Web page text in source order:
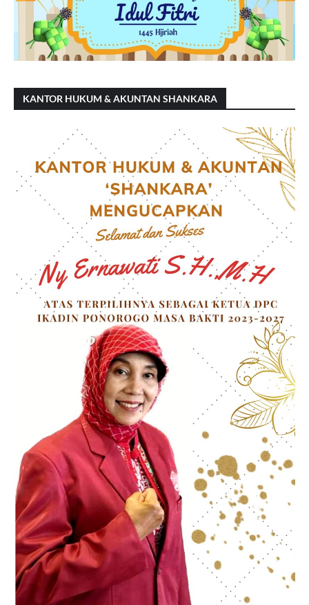
KANTOR HUKUM & AKUNTAN SHANKARA